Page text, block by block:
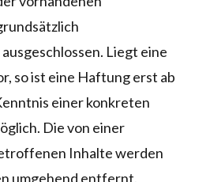
Liegt eine
so ist eine Haftung erst ab
einer konkreten
Die von einer
Inhalte werden
umgehend entfernt.